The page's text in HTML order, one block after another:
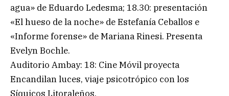
agua» de Eduardo Ledesma; 18.30: presentación
«El hueso de la noche» de Estefanía Ceballos e
«Informe forense» de Mariana Rinesi. Presenta
Evelyn Bochle.
Auditorio Ambay: 18: Cine Móvil proyecta
Encandilan luces, viaje psicotrópico con los
Síquicos Litoraleños.